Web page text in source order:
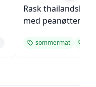
Rask thailandsk
med peanøtter
sommermat